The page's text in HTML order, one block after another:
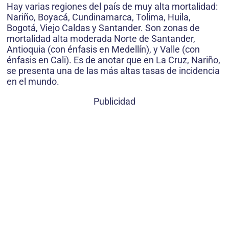
Hay varias regiones del país de muy alta mortalidad:
Nariño, Boyacá, Cundinamarca, Tolima, Huila,
Bogotá, Viejo Caldas y Santander. Son zonas de
mortalidad alta moderada Norte de Santander,
Antioquia (con énfasis en Medellín), y Valle (con
énfasis en Cali). Es de anotar que en La Cruz, Nariño,
se presenta una de las más altas tasas de incidencia
en el mundo.
Publicidad